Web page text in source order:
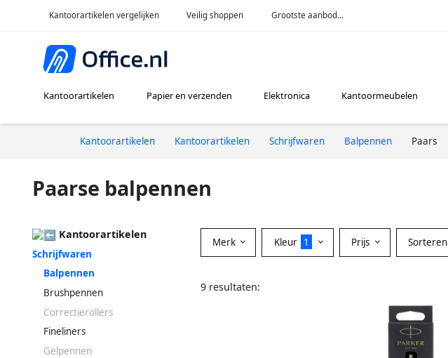
Kantoorartikelen vergelijken Veilig shoppen Grootste aanbod...
Kantoorartikelen Papier en verzenden Elektronica Kantoormeubelen
Kantoorartikelen Kantoorartikelen Schrijfwaren Balpennen Paars
Paarse balpennen
Kantoorartikelen
Schrijfwaren
Balpennen
Brushpennen
Correctierollers
Fineliners
Gelpennen
Merk Kleur 1 Prijs Sorteren
9 resultaten: